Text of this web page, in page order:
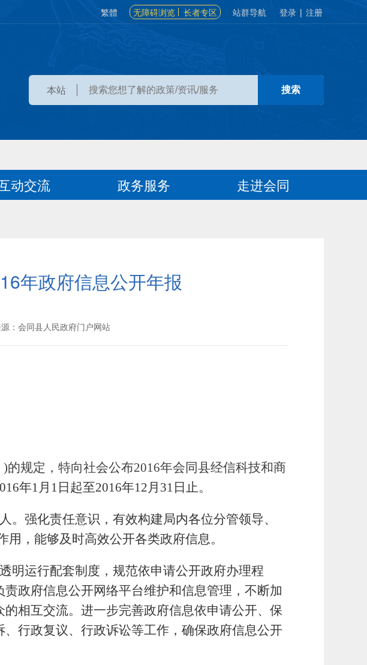
繁體 无障碍浏览 长者专区 站群导航 登录 | 注册
本站
动交流 政务服务 走进会同
年政府信息公开年报
：会同县人民政府门户网站
的规定，特向社会公布2016年会同县经信科技和商
年1月1日起至2016年12月31日止。
强化责任意识，有效构建局内各位分管领导、
用，能够及时高效公开各类政府信息。
明运行配套制度，规范依申请公开政府办理程
政府信息公开网络平台维护和信息管理，不断加
相互交流。进一步完善政府信息依申请公开、保
行政复议、行政诉讼等工作，确保政府信息公开